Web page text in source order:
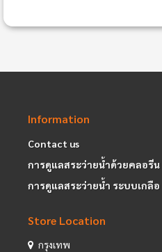
Information
Contact us
การดูแลสระว่ายน้ำด้วยคลอรีน
การดูแลสระว่ายน้ำ ระบบเกลือ
Store Location
กรุงเทพ